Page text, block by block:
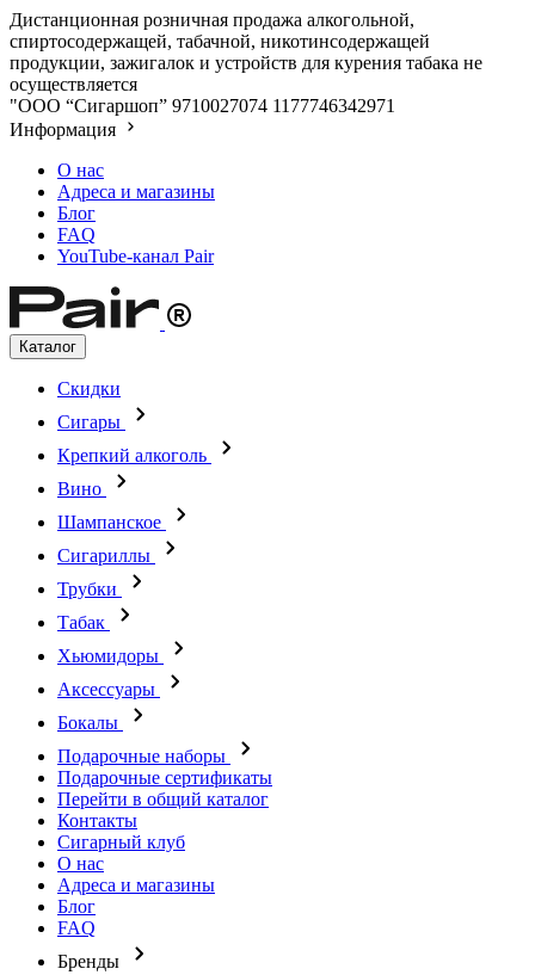
Дистанционная розничная продажа алкогольной,
спиртосодержащей, табачной, никотинсодержащей
продукции, зажигалок и устройств для курения табака не
осуществляется
"ООО “Сигаршоп” 9710027074 1177746342971
Информация
О нас
Адреса и магазины
Блог
FAQ
YouTube-канал Pair
Каталог
Скидки
Сигары
Крепкий алкоголь
Вино
Шампанское
Сигариллы
Трубки
Табак
Хьюмидоры
Аксессуары
Бокалы
Подарочные наборы
Подарочные сертификаты
Перейти в общий каталог
Контакты
Сигарный клуб
О нас
Адреса и магазины
Блог
FAQ
Бренды